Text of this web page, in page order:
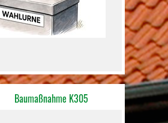
Baumaßnahme K305